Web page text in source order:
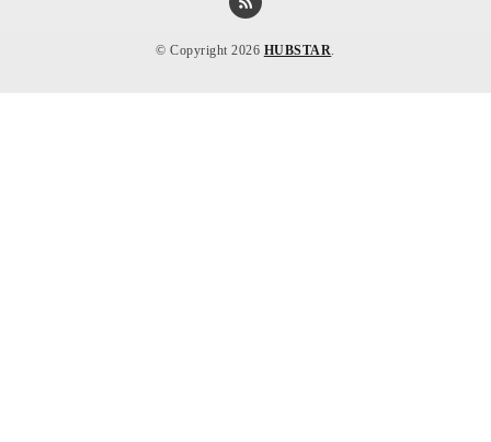
© Copyright 2026 HUBSTAR.